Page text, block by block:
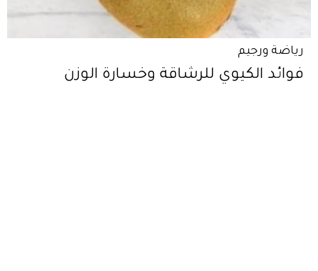
رياضة ورجيم
فوائد الكيوي للرشاقة وخسارة الوزن